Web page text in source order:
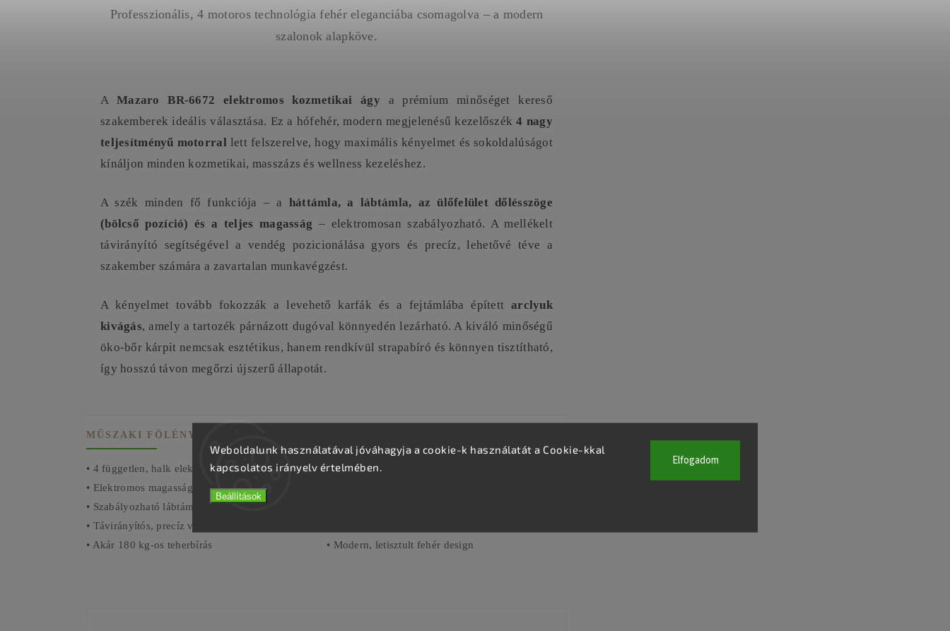
Weboldalunk használatával jóváhagyja a cookie-k használatát a Cookie-kkal
kapcsolatos irányelv értelmében.
Beállítások
Elfogadom
Professzionális, 4 motoros technológia fehér eleganciába csomagolva – a modern
szalonok alapköve.
A Mazaro BR-6672 elektromos kozmetikai ágy a prémium minőséget kereső
szakemberek ideális választása. Ez a hófehér, modern megjelenésű kezelőszék4 nagy
teljesítményű motorrallett felszerelve, hogy maximális kényelmet és sokoldalúságot
kínáljon minden kozmetikai, masszázs és wellness kezeléshez.
A szék minden fő funkciója – a háttámla, a lábtámla, az ülőfelület dőlésszöge
(bölcső pozíció) és a teljes magasság – elektromosan szabályozható. A mellékelt
távirányító segítségével a vendég pozicionálása gyors és precíz, lehetővé téve a
szakember számára a zavartalan munkavégzést.
A kényelmet tovább fokozzák a levehető karfák és a fejtámlába építettarclyuk
kivágás, amely a tartozék párnázott dugóval könnyedén lezárható. A kiváló minőségű
öko-bőr kárpit nemcsak esztétikus, hanem rendkívül strapabíró és könnyen tisztítható,
így hosszú távon megőrzi újszerű állapotát.
MŰSZAKI FÖLÉNY
• 4 független, halk elektromos motor
• Elektromos magasság- és háttámlaállítás
• Szabályozható lábtámla és bölcső funkció
• Távirányítós, precíz vezérlés
• Akár 180 kg-os teherbírás
• Ergonomikus, időtálló kialakítás
• Modern, letisztult fehér design